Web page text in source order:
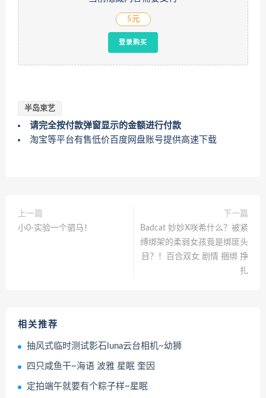
5元
登录购买
半岛束艺
请完全按付款弹窗显示的金额进行付款
淘宝等平台有售低价百度网盘账号提供高速下载
上一篇
小0-实验一个驷马！
下一篇
Badcat 妙妙X咲希什么？被紧
缚绑架的柔弱女孩竟是绑匪头
目？！百合双女 剧情 捆绑 挣
扎
相关推荐
抽风式临时测试影石luna云台相机~幼狮
四只咸鱼干~海语 波雅 星眠 奎因
定拍端午就要有个粽子样~星眠